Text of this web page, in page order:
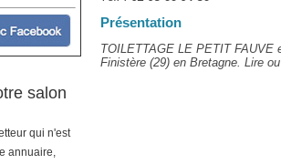
Présentation
TOILETTAGE LE PETIT FAUVE
Finistère (29) en Bretagne. Lire
salon
qui n'est
annuaire,